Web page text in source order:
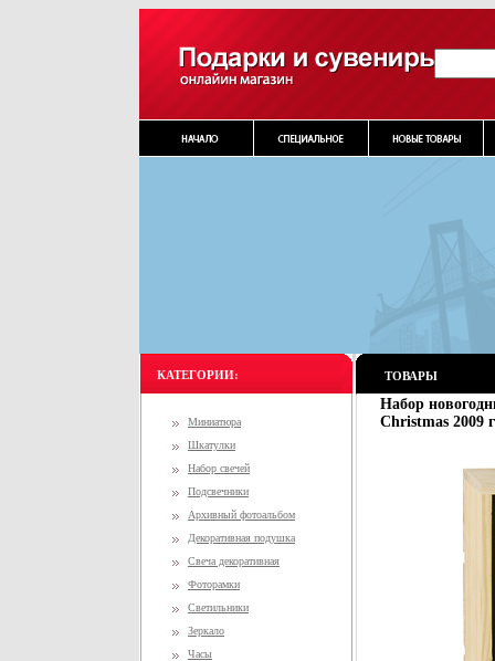
КАТЕГОРИИ:
Миниатюра
Шкатулки
Набор свечей
Подсвечники
Архивный фотоальбом
Декоративная подушка
Свеча декоративная
Фоторамки
Светильники
Зеркало
Часы
ТОВАРЫ
Набор
Christmas 2009